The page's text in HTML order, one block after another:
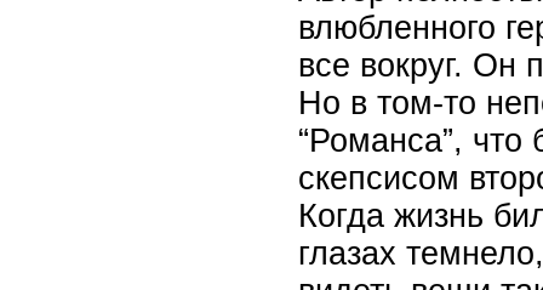
влюбленного
все вокруг. Он
Но в том-то
“Романса”, что
скепсисом
Когда жизнь
глазах